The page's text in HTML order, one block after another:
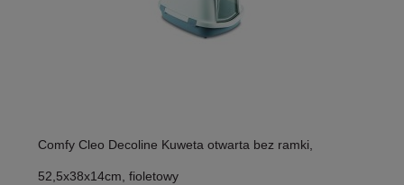
Comfy Cleo Decoline Kuweta otwarta bez ramki,
52,5x38x14cm, fioletowy